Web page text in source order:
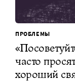
ПРОБЛЕМЫ
часто
хороший